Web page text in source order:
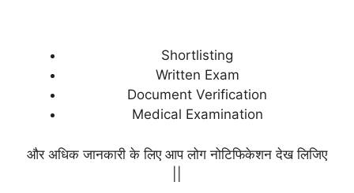
Shortlisting
Written Exam
Document Verification
Medical Examination
और अधिक जानकारी के लिए आप लोग नोटिफिकेशन देख लिजिए